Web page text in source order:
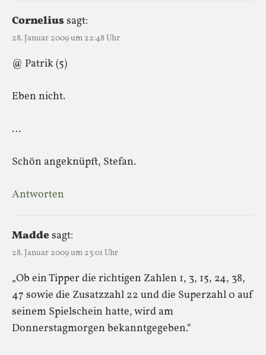
Corneliussagt:
28. Januar 2009 um 22:48 Uhr
@ Patrik (5)
Eben nicht.
…
Schön angeknüpft, Stefan.
Antworten
Maddesagt:
28. Januar 2009 um 23:01 Uhr
„Ob ein Tipper die richtigen Zahlen 1, 3, 15, 24, 38,
47 sowie die Zusatzzahl 22 und die Superzahl 0 auf
seinem Spielschein hatte, wird am
Donnerstagmorgen bekanntgegeben.“